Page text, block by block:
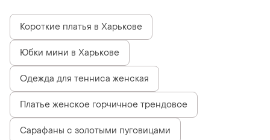
Короткие платья в Харькове
Юбки мини в Харькове
Одежда для тенниса женская
Платье женское горчичное трендовое
Сарафаны с золотыми пуговицами